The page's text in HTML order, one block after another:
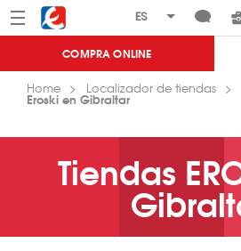
Menú Eroski
COMPRA ONLINE
Home Localizador de tiendas
Eroski en Gibraltar
Tiendas